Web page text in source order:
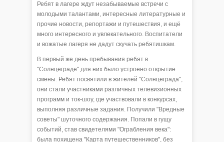
Ребят в лагере ждут незабываемые встречи с
молодыми талантами, интересные литературные и
прочие новости, репортажи и путешествия, и ещё
много интересного и увлекательного. Воспитатели
и вожатые лагеря не дадут скучать ребятишкам.
В первый же день пребывания ребят в
"Солнцеграде" для них было устроено открытие
смены. Ребят посвятили в жителей "Солнцеграда",
они стали участниками различных телевизионных
программ и ток-шоу, где участвовали в конкурсах,
выполняя различные задания. Получили "Вредные
советы" шуточного содержания. Попали в гущу
событий, став свидетелями "Ограбления века":
была похищена "Карта путешественников", без